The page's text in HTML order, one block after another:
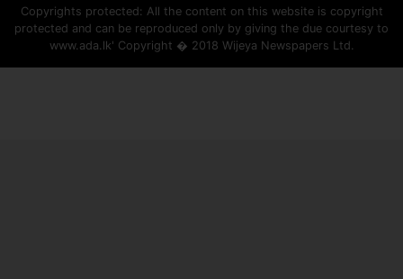
Copyrights protected: All the content on this website is copyright
protected and can be reproduced only by giving the due courtesy to
www.ada.lk' Copyright � 2018 Wijeya Newspapers Ltd.